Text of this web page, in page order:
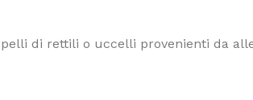
di rettili o uccelli provenienti da